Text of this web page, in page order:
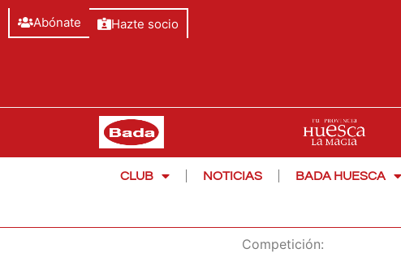
Abónate Hazte socio
CLUB NOTICIAS BADA HUESCA
Competición: